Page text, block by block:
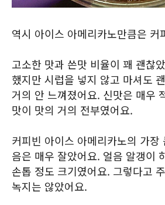
역시 아이스 아메리카노만큼은 커
고소한 맛과 쓴맛 비율이 꽤 괜찮
했지만 시럽을 넣지 않고 마셔도
거의 안 느껴졌어요. 신맛은 매우
맛이 맛의 거의 전부였어요.
커피빈 아이스 아메리카노의 가장
음은 매우 잘았어요. 얼음 알갱이
손톱 정도 크기였어요. 그렇다고
녹지는 않았어요.